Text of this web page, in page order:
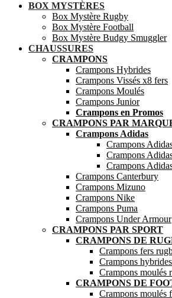
BOX MYSTÈRES
Box Mystère Rugby
Box Mystère Football
Box Mystère Budgy Smuggler
CHAUSSURES
CRAMPONS
Crampons Hybrides
Crampons Vissés x8 fers
Crampons Moulés
Crampons Junior
Crampons en Promos
CRAMPONS PAR
Crampons Adidas
Crampons
Crampons
Crampons
Crampons Canterbury
Crampons Mizuno
Crampons Nike
Crampons Puma
Crampons Under Armour
CRAMPONS PAR SPORT
CRAMPONS DE
Crampons fers
Crampons
Crampons moulés
CRAMPONS DE
Crampons moulés